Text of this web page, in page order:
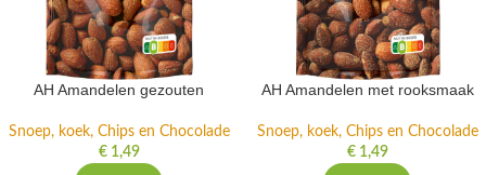
AH Amandelen gezouten
Snoep, koek, Chips en Chocolade
€1,49
AH Amandelen met rooksmaak
Snoep, koek, Chips en Chocolade
€1,49